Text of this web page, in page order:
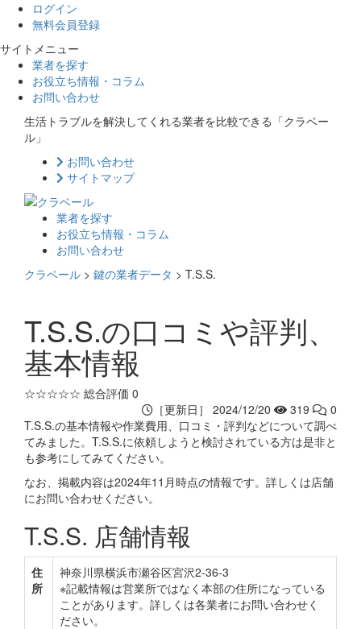
ログイン
無料会員登録
サイトメニュー
業者を探す
お役立ち情報・コラム
お問い合わせ
生活トラブルを解決してくれる業者を比較できる「クラベー
ル」
お問い合わせ
サイトマップ
業者を探す
お役立ち情報・コラム
お問い合わせ
クラベール > 鍵の業者データ > T.S.S.
T.S.S.の口コミや評判、
基本情報
☆☆☆☆☆ 総合評価 0
［更新日］ 2024/12/20
319
0
T.S.S.の基本情報や作業費用、口コミ・評判などについて調べ
てみました。T.S.S.に依頼しようと検討されている方は是非と
も参考にしてみてください。
なお、掲載内容は2024年11月時点の情報です。詳しくは店舗
にお問い合わせください。
T.S.S. 店舗情報
住
所
神奈川県横浜市瀬谷区宮沢2-36-3
※記載情報は営業所ではなく本部の住所になっている
ことがあります。詳しくは各業者にお問い合わせく
ださい。